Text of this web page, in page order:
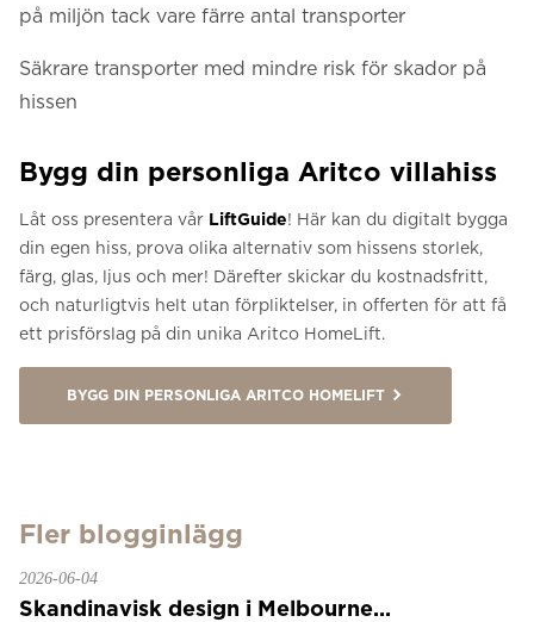
på miljön tack vare färre antal transporter
Säkrare transporter med mindre risk för skador på
hissen
Bygg din personliga Aritco villahiss
Låt oss presentera vår LiftGuide! Här kan du digitalt bygga
din egen hiss, prova olika alternativ som hissens storlek,
färg, glas, ljus och mer! Därefter skickar du kostnadsfritt,
och naturligtvis helt utan förpliktelser, in offerten för att få
ett prisförslag på din unika Aritco HomeLift.
BYGG DIN PERSONLIGA ARITCO HOMELIFT
Fler blogginlägg
2026-06-04
Skandinavisk design i Melbourne...